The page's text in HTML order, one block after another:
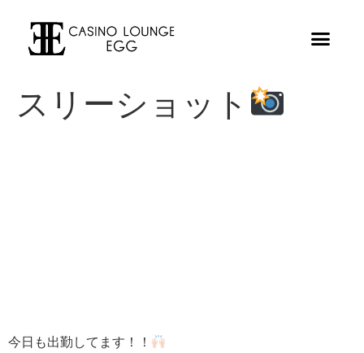
スリーショット
今日も出勤してます！！